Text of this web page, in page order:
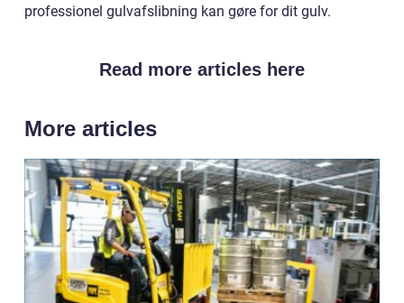
professionel gulvafslibning kan gøre for dit gulv.
Read more articles here
More articles